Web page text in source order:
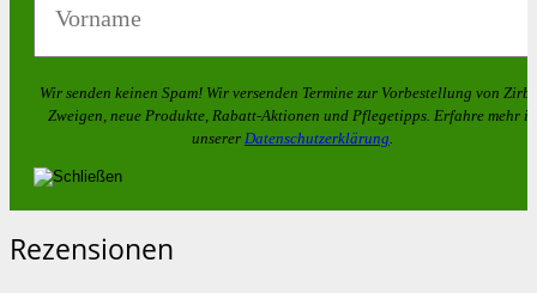
Wir senden keinen Spam! Wir versenden Termine zur Vorbestellung von
Zweigen , neue Produkte, Rabatt-Aktionen und Pflegetipps. Erfahre mehr in
unserer Datenschutzerklärung
Rezensionen